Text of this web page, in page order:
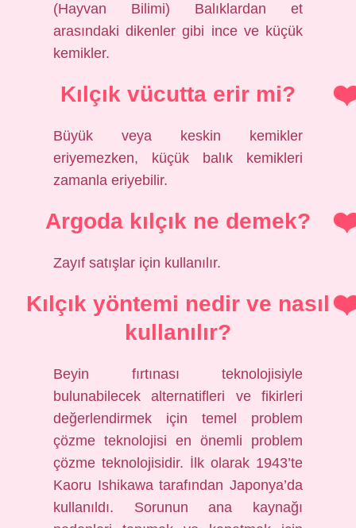
(Hayvan Bilimi) Balıklardan et
arasındaki dikenler gibi ince ve küçük
kemikler.
Kılçık vücutta erir mi?
Büyük veya keskin kemikler
eriyemezken, küçük balık kemikleri
zamanla eriyebilir.
Argoda kılçık ne demek?
Zayıf satışlar için kullanılır.
Kılçık yöntemi nedir ve nasıl
kullanılır?
Beyin fırtınası teknolojisiyle
bulunabilecek alternatifleri ve fikirleri
değerlendirmek için temel problem
çözme teknolojisi en önemli problem
çözme teknolojisidir. İlk olarak 1943’te
Kaoru Ishikawa tarafından Japonya’da
kullanıldı. Sorunun ana kaynağı